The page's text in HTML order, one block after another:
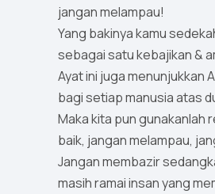
jangan melampau!
Yang bakinya kamu
sebagai satu kebajikan &
Ayat ini juga menunjukkan
bagi setiap manusia atas
Maka kita pun gunakanlah
baik, jangan melampau,
Jangan membazir
masih ramai insan yang